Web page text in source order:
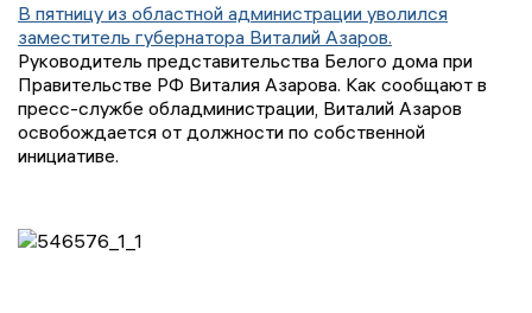
В пятницу из областной администрации уволился
заместитель губернатора Виталий Азаров.
Руководитель представительства Белого дома при
Правительстве РФ Виталия Азарова. Как сообщают в
пресс-службе обладминистрации, Виталий Азаров
освобождается от должности по собственной
инициативе.